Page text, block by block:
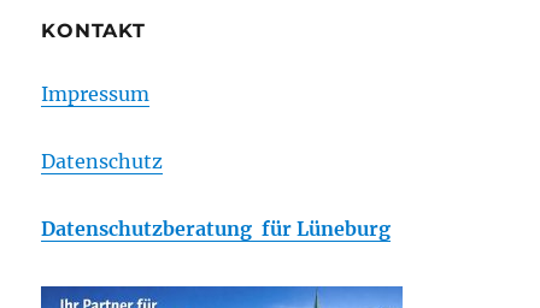
KONTAKT
Impressum
Datenschutz
Datenschutzberatung für Lüneburg